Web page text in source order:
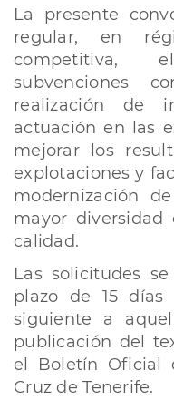
La presente
regular, en
competitiva,
subvenciones
realización de
actuación en las
mejorar los
explotaciones y
modernización
mayor
calidad.
Las solicitudes
plazo de 15
siguiente a
publicación del
el Boletín Oficial
Cruz de Tenerife.